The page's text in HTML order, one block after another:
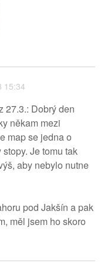
15:34
27.3.: Dobrý den
někam mezi
map se jedna o
Je tomu tak
aby nebylo nutne
pod Jakšín a pak
měl jsem ho skoro